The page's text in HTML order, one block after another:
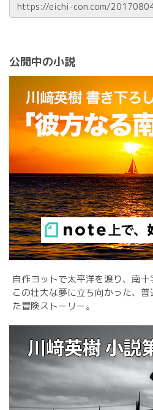
公開中の小説
自作ヨットで太平洋を渡り、南十
この壮大な夢に立ち向かった、
た冒険ストーリー。